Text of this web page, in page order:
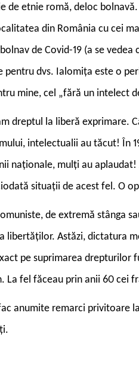
de etnie romă, deloc
din România cu cei
de Covid-19 (a se
pentru dvs. Ialomița este o
mine, cel „fără un intelect
dreptul la liberă exprimare.
intelectualii au tăcut! În
naționale, mulți au
situații de acest fel. O
de extremă stânga
libertăților. Astăzi, dictatura
pe suprimarea drepturilor
La fel făceau prin anii 60 cei
anumite remarci privitoare